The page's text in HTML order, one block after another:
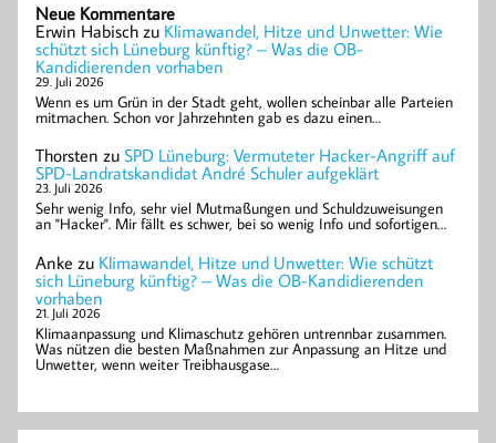
Neue Kommentare
Erwin Habisch zu Klimawandel, Hitze und Unwetter: Wie
schützt sich Lüneburg künftig? – Was die OB-
Kandidierenden vorhaben
29. Juli 2026
Wenn es um Grün in der Stadt geht, wollen scheinbar alle Parteien
mitmachen. Schon vor Jahrzehnten gab es dazu einen…
Thorsten zu SPD Lüneburg: Vermuteter Hacker-Angriff auf
SPD-Landratskandidat André Schuler aufgeklärt
23. Juli 2026
Sehr wenig Info, sehr viel Mutmaßungen und Schuldzuweisungen
an "Hacker". Mir fällt es schwer, bei so wenig Info und sofortigen…
Anke zu Klimawandel, Hitze und Unwetter: Wie schützt
sich Lüneburg künftig? – Was die OB-Kandidierenden
vorhaben
21. Juli 2026
Klimaanpassung und Klimaschutz gehören untrennbar zusammen.
Was nützen die besten Maßnahmen zur Anpassung an Hitze und
Unwetter, wenn weiter Treibhausgase…